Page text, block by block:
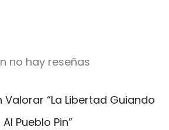
no hay reseñas
Valorar “La Libertad Guiando
Al Pueblo Pin”